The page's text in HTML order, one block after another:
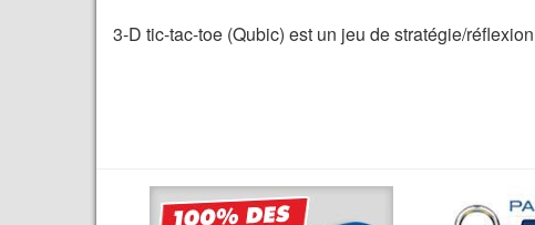
3-D tic-tac-toe (Qubic) est un jeu de stratégie/